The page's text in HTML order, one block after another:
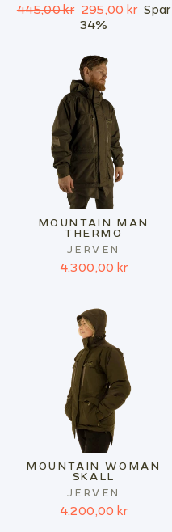
Ordinær
445,00 kr Salgspris
295,00 kr Spar
34%
MOUNTAIN MAN
THERMO
JERVEN
4.300,00 kr
MOUNTAIN WOMAN
SKALL
JERVEN
4.200,00 kr